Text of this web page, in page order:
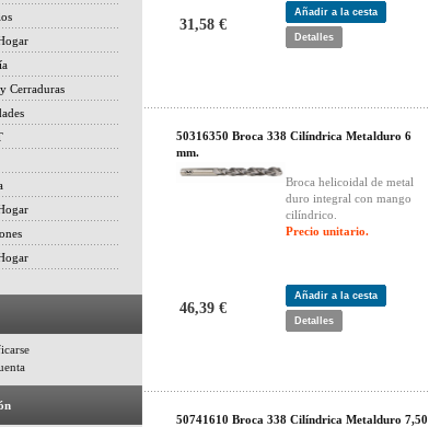
Cerraduras
31,58 €
Añadir a la cesta
Detalles
50316350 Broca 338 Cilíndrica Metalduro 6
mm.
Broca helicoidal de metal
duro integral con mango
cilíndrico.
Precio unitario.
46,39 €
Añadir a la cesta
Detalles
50741610 Broca 338 Cilíndrica Metalduro 7,50